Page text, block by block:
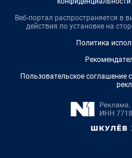
Веб-портал распространяется в
действия по установке на
Политика
Пользовательское соглашение